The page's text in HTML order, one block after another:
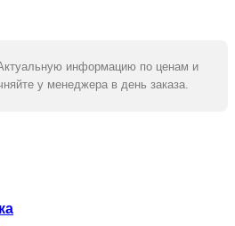
информацию по ценам и
у менеджера в день заказа.